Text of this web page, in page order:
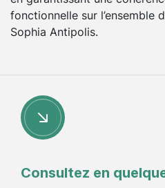
fonctionnelle sur l’ensemble
Sophia Antipolis.
Consultez en